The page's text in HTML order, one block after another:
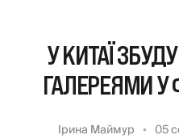
У КИТАЇ
ГАЛЕРЕЯМИ У
Ірина Маймур 05